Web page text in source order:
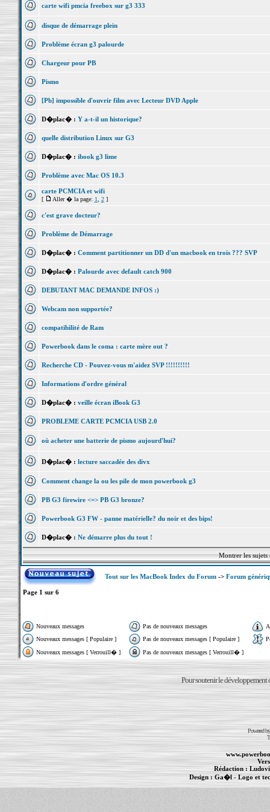
carte wifi pmcia freebox sur g3 333
disque de démarrage plein
Problème écran g3 palourde
Chargeur pour PB
Pismo
[Pb] impossible d'ouvrir film avec Lecteur DVD Apple
D�plac� : Y a-t-il un historique?
quelle distribution Linux sur G3
D�plac� : ibook g3 lime
Problème avec Mac OS 10.3
carte PCMCIA et wifi
[ Aller � la page: 1 2]
c'est grave docteur?
Problème de Démarrage
D�plac� : Comment partitionner un DD d'un macbook en trois ??? SVP
D�plac� : Palourde avec default catch 900
DEBUTANT MAC DEMANDE INFOS :)
Webcam non supportée?
compatibilité de Ram
Powerbook dans le coma : carte mère out ?
Recherche CD - Pouvez-vous m'aidez SVP !!!!!!!!!!
Informations d'ordre général
D�plac� : veille écran iBook G3
PROBLEME CARTE PCMCIA USB 2.0
où acheter une batterie de pismo aujourd'hui?
D�plac� : lecture saccadée des divx
Comment change la ou les pile de mon powerbook g3
PB G3 firewire <=> PB G3 bronze?
Powerbook G3 FW - panne matérielle? du noir et des bips!
D�plac� : Ne démarre plus du tout !
Montrer les
Tout sur les MacBook Index du Forum-> Forum
Page 1 sur 6
Nouveaux messages Pas de nouveaux messages
Nouveaux messages [ Populaire ]
Pas de nouveaux messages [ Populaire ]
Nouveaux messages [ Verrouill� ]
Pas de nouveaux messages [ Verrouill� ]
Pour soutenir le développement
Powered
Rédaction :
Design : Ga�l- Logo et